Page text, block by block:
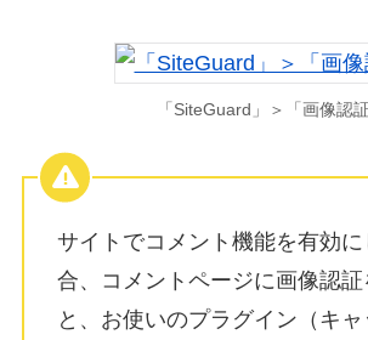
「SiteGuard」＞「画像認証
サイトでコメント機能を有効
合、コメントページに画像認証
と、お使いのプラグイン（キャ